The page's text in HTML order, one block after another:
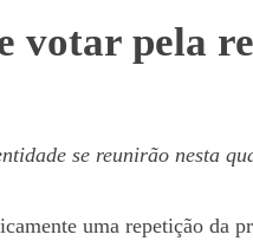
votar pela
se reunirão nesta
uma repetição da